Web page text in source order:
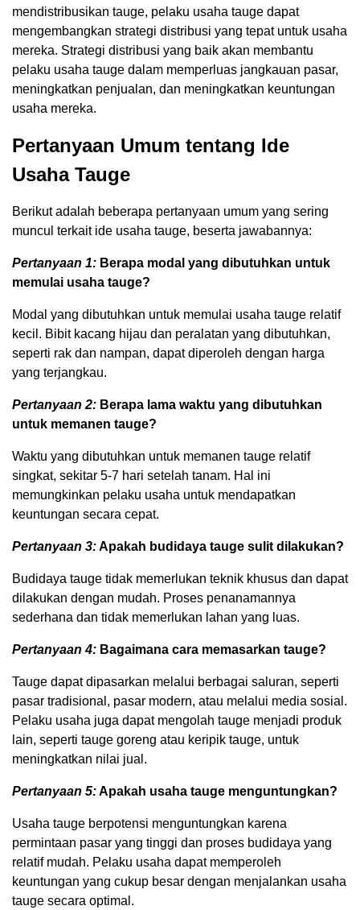
mendistribusikan tauge, pelaku usaha tauge dapat
mengembangkan strategi distribusi yang tepat untuk usaha
mereka. Strategi distribusi yang baik akan membantu
pelaku usaha tauge dalam memperluas jangkauan pasar,
meningkatkan penjualan, dan meningkatkan keuntungan
usaha mereka.
Pertanyaan Umum tentang Ide
Usaha Tauge
Berikut adalah beberapa pertanyaan umum yang sering
muncul terkait ide usaha tauge, beserta jawabannya:
Pertanyaan 1: Berapa modal yang dibutuhkan untuk
memulai usaha tauge?
Modal yang dibutuhkan untuk memulai usaha tauge relatif
kecil. Bibit kacang hijau dan peralatan yang dibutuhkan,
seperti rak dan nampan, dapat diperoleh dengan harga
yang terjangkau.
Pertanyaan 2: Berapa lama waktu yang dibutuhkan
untuk memanen tauge?
Waktu yang dibutuhkan untuk memanen tauge relatif
singkat, sekitar 5-7 hari setelah tanam. Hal ini
memungkinkan pelaku usaha untuk mendapatkan
keuntungan secara cepat.
Pertanyaan 3:Apakah budidaya tauge sulit dilakukan?
Budidaya tauge tidak memerlukan teknik khusus dan dapat
dilakukan dengan mudah. Proses penanamannya
sederhana dan tidak memerlukan lahan yang luas.
Pertanyaan 4: Bagaimana cara memasarkan tauge?
Tauge dapat dipasarkan melalui berbagai saluran, seperti
pasar tradisional, pasar modern, atau melalui media sosial.
Pelaku usaha juga dapat mengolah tauge menjadi produk
lain, seperti tauge goreng atau keripik tauge, untuk
meningkatkan nilai jual.
Pertanyaan 5:Apakah usaha tauge menguntungkan?
Usaha tauge berpotensi menguntungkan karena
permintaan pasar yang tinggi dan proses budidaya yang
relatif mudah. Pelaku usaha dapat memperoleh
keuntungan yang cukup besar dengan menjalankan usaha
tauge secara optimal.